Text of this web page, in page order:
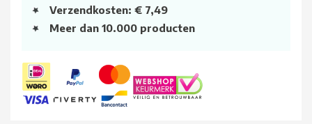
Verzendkosten: € 7,49
Meer dan 10.000 producten